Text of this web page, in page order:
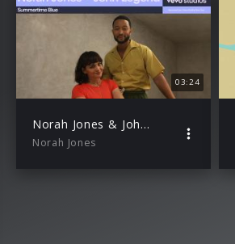
03:24
Norah Jones & John Legend – Summertime Blue (Live From VEVO Studios)
Norah Jones